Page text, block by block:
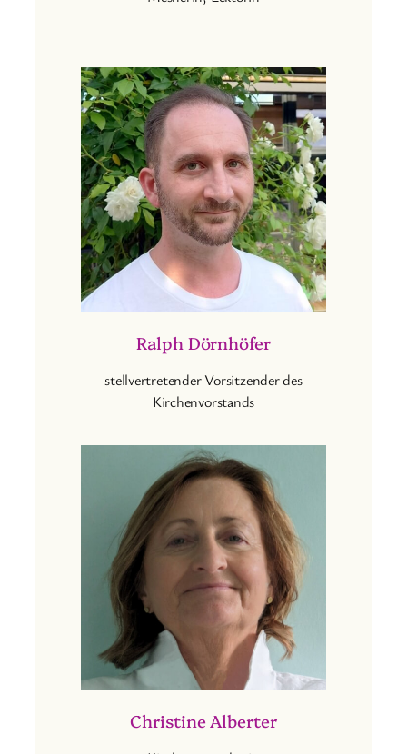
Ralph Dörnhöfer
stellvertretender Vorsitzender des
Kirchenvorstands
Christine Alberter